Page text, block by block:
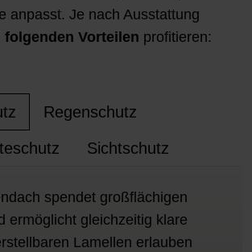
anpasst. Je nach Ausstattung
folgenden Vorteilen profitieren:
Regenschutz
Sichtschutz
spendet großflächigen
ermöglicht gleichzeitig klare
Lamellen erlauben